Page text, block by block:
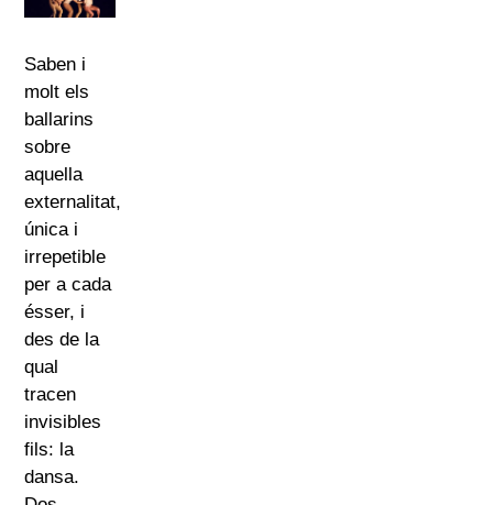
Saben i
molt els
ballarins
sobre
aquella
externalitat,
única i
irrepetible
per a cada
ésser, i
des de la
qual
tracen
invisibles
fils: la
dansa.